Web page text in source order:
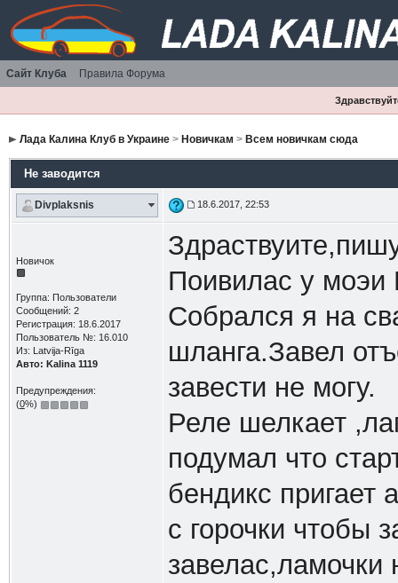
Сайт Клуба Правила Форума
Лада Калина Клуб в Украине> Новичкам > Всем новичкам сюда
Не заводится
Divplaksnis 18.6.2017, 22:53
Новичок
Группа: Пользователи
Сообщений: 2
Регистрация: 18.6.2017
Пользователь №: 16.010
Из: Latvija-Rīga
Авто: Kalina 1119
Предупреждения:
(0%)
Поивилас у моэи
Собрался я на
шланга.Завел
завести не могу.
Реле шелкает
подумал что
бендикс пригает
с горочки чтобы
завелас,ламочки